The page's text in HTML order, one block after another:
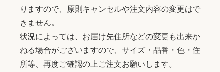
りますので、原則キャンセルや注文内容の変更はで
きません。
状況によっては、お届け先住所などの変更も出来か
ねる場合がございますので、サイズ・品番・色・住
所等、再度ご確認の上ご注文お願いします。